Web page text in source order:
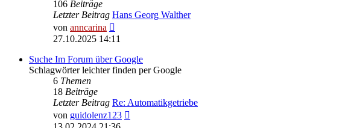
106 Beiträge
Letzter Beitrag Hans Georg Walther
von anncarina
Beitrag
27.10.2025 14:11
Suche Im Forum über Google
Schlagwörter leichter finden per Google
6 Themen
18 Beiträge
Letzter Beitrag Re: Automatikgetriebe
von guidolenz123